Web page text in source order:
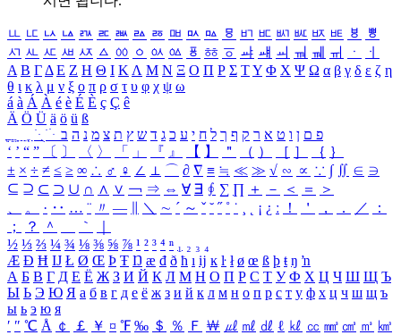
ㅥ ㅦ ㅧ ㅨ ㅩ ㅪ ㅫ ㅬ ㅭ ㅮ ㅯ ㅰ ㅱ ㅲ ㅳ ㅴ ㅵ ㅶ ㅷ ㅸ
ㅹ
ㅺ ㅻ ㅼ ㅽ ㅾ ㅿ ㆀ ㆁ ㆂ ㆃ ㆄ ㆅ ㆆ ㆇ ㆈ ㆉ ㆊ ㆋ ㆌ ㆍ
ㆎ
Α Β ΓΔ Ε Ζ Η Θ Ι ΚΛ Μ Ν Ξ Ο Π Ρ Σ ΤΥ Φ Χ Ψ Ω α β γ δ ε ζ η
θ ι κ λ μ ν ξ ο π ρ σ τ υ φ χ ψ ω
á à Á À é è É È ç Ç ê
Ä Ö Ü ä ö ü ß
ִֶֹ ֻּ ׁׂ פ ם ן ו ט א ר ק ף ך ל ח י ע כ ג ד ש ץ ת צ מ נ ה ב
‘ ’ “ ” 〔 〕 〈 〉 「 」 『 』 【 】 ＂ （ ） ［ ］ ｛ ｝
± × ÷ ≠ ≤ ≥ ∞ ∴ ♂ ♀ ∠ ⊥ ⌒ ∂ ∇ ≡ ≒ ≪ ≫ √ ∽ ∝ ∵ ∫ ∬ ∈ ∋
⊆ ⊇ ⊂ ⊃ ∪ ∩ ∧ ∨ ￢ ⇒ ⇔ ∀ ∃ ∮ ∑ ∏ ＋ － ＜ ＝
＞
、
。 · ‥ … ¨ 〃 ― ＼ ∼ ´ ～ ˇ ˘ ˝ ˚ ˙ ¸ ¡ ¿ ː ！ ＇ ， ． ／
：
；
？ ＾ ｀
½ ⅓ ⅔ ¼ ¾ ⅛ ⅜ ⅝ ⅞ ¹ ² ³ ⁴ ⁿ ₁ ₂ ₃ ₄
Æ Ð Ħ Ĳ Ł Ø Œ Þ Ŧ Ŋ æ đ ð ħ ı ĳ ĸ ŀ ł ø œ ß þ ŧ ŋ ŉ
А Б В Г Д Е Ё Ж З И Й К Л М Н О П Р С Т У Ф Х Ц Ч Ш Щ Ъ
Ы Ь Э Ю Я а б в г д е ё ж з и й к л м н о п р с т у ф х ц ч ш щ ъ
ы ь э ю я
′ ″ ℃ Å ￠ ￡ ￥ ¤ ℉ ‰ ＄ ％ Ｆ ￦ ㎕ ㎖ ㎗ ℓ ㎘ ㏄ ㎣ ㎤ ㎥ ㎦